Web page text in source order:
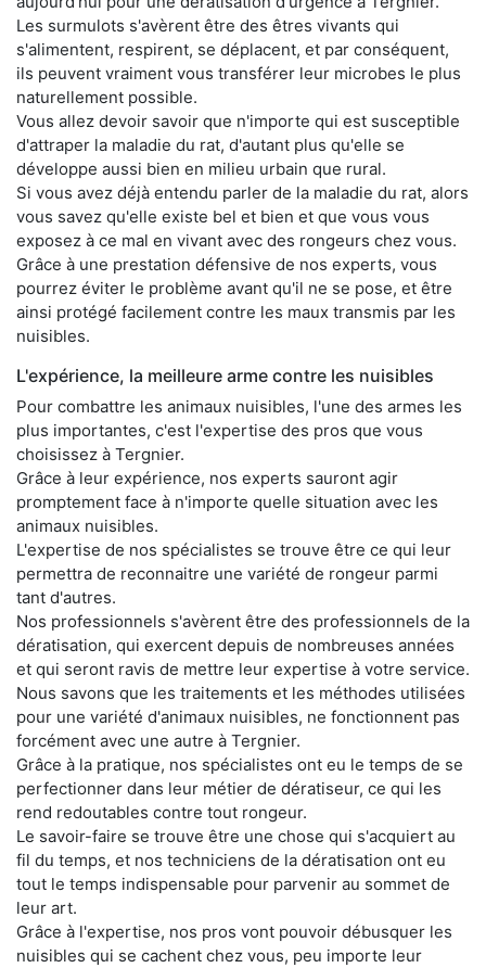
Les surmulots s'avèrent être des êtres vivants qui
s'alimentent, respirent, se déplacent, et par conséquent,
ils peuvent vraiment vous transférer leur microbes le plus
naturellement possible.
Vous allez devoir savoir que n'importe qui est susceptible
d'attraper la maladie du rat, d'autant plus qu'elle se
développe aussi bien en milieu urbain que rural.
Si vous avez déjà entendu parler de la maladie du rat, alors
vous savez qu'elle existe bel et bien et que vous vous
exposez à ce mal en vivant avec des rongeurs chez vous.
Grâce à une prestation défensive de nos experts, vous
pourrez éviter le problème avant qu'il ne se pose, et être
ainsi protégé facilement contre les maux transmis par les
nuisibles.
L'expérience, la meilleure arme contre les nuisibles
Pour combattre les animaux nuisibles, l'une des armes les
plus importantes, c'est l'expertise des pros que vous
choisissez à Tergnier.
Grâce à leur expérience, nos experts sauront agir
promptement face à n'importe quelle situation avec les
animaux nuisibles.
L'expertise de nos spécialistes se trouve être ce qui leur
permettra de reconnaitre une variété de rongeur parmi
tant d'autres.
Nos professionnels s'avèrent être des professionnels de la
dératisation, qui exercent depuis de nombreuses années
et qui seront ravis de mettre leur expertise à votre service.
Nous savons que les traitements et les méthodes utilisées
pour une variété d'animaux nuisibles, ne fonctionnent pas
forcément avec une autre à Tergnier.
Grâce à la pratique, nos spécialistes ont eu le temps de se
perfectionner dans leur métier de dératiseur, ce qui les
rend redoutables contre tout rongeur.
Le savoir-faire se trouve être une chose qui s'acquiert au
fil du temps, et nos techniciens de la dératisation ont eu
tout le temps indispensable pour parvenir au sommet de
leur art.
Grâce à l'expertise, nos pros vont pouvoir débusquer les
nuisibles qui se cachent chez vous, peu importe leur